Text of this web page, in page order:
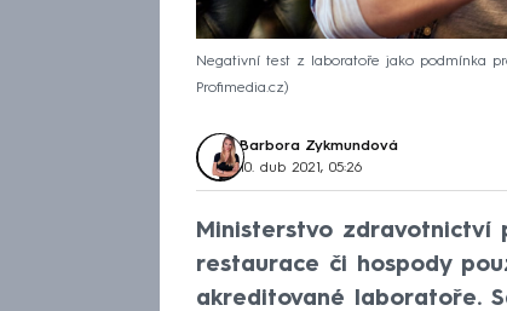
Negativní test z laboratoře jako podmínka
Profimedia.cz
Barbora Zykmundová
10. dub 2021, 05:26
Ministerstvo
restaurace či hospody
akreditované laboratoře.